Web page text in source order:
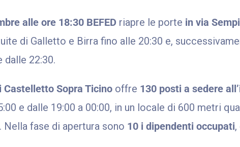
alle ore 18:30 BEFED riapre le porte in via
di Galletto e Birra fino alle 20:30 e,
dalle 22:30.
Castelletto Sopra Ticino offre 130 posti a sedere
e dalle 19:00 a 00:00, in un locale di 600 metri
. Nella fase di apertura sono 10 i dipendenti occupati